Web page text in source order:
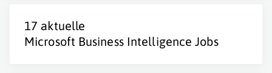
17 aktuelle
Microsoft Business Intelligence Jobs